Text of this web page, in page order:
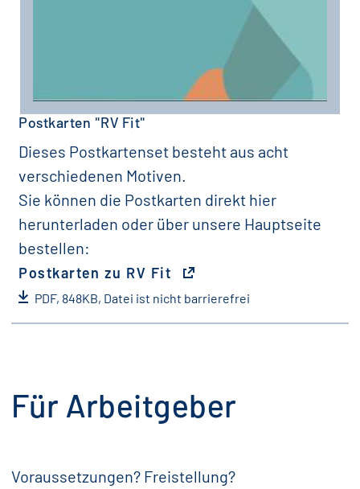
Postkarten "RV Fit"
Dieses Postkartenset besteht aus acht
verschiedenen Motiven.
Sie können die Postkarten direkt hier
herunterladen oder über unsere Hauptseite
bestellen:
Postkarten zu RV Fit
PDF, 848KB, Datei ist nicht barrierefrei
Für Arbeitgeber
Voraussetzungen? Freistellung?